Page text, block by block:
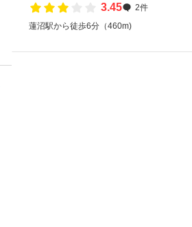
3.45
2件
蓮沼駅から徒歩6分（460m)